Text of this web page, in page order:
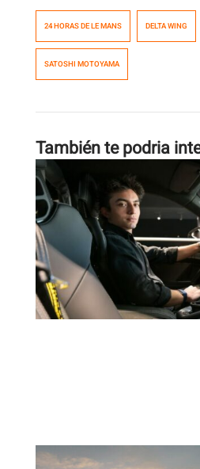
24 HORAS DE LE MANS DELTA WING
SATOSHI MOTOYAMA
También te podria